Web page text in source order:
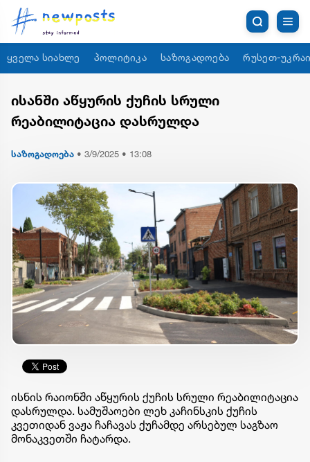
ყველა სიახლე პოლიტიკა საზოგადოება რუსეთ-
ისანში აწყურის ქუჩის სრული
რეაბილიტაცია დასრულდა
საზოგადოება • 3/9/2025 • 13:08
ისნის რაიონში აწყურის ქუჩის სრული რეაბილიტაცია
დასრულდა. სამუშაოები ლეხ კაჩინსკის ქუჩის
კვეთიდან ვაჟა ჩაჩავას ქუჩამდე არსებულ საგზაო
მონაკვეთში ჩატარდა.